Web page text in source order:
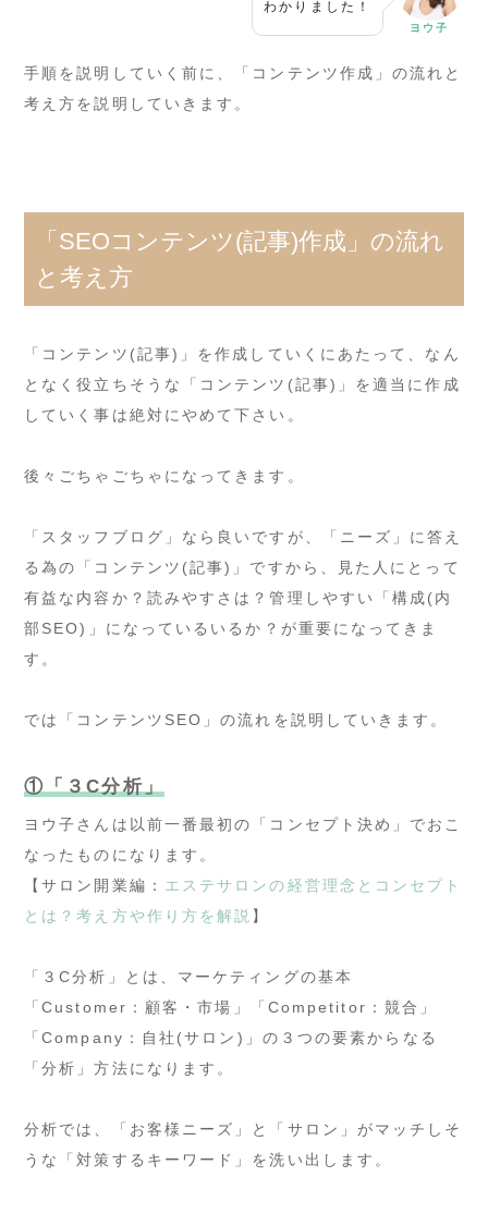
わかりました！
ヨウ子
手順を説明していく前に、「コンテンツ作成」の流れと
考え方を説明していきます。
「SEOコンテンツ(記事)作成」の流れ
と考え方
「コンテンツ(記事)」を作成していくにあたって、なん
となく役立ちそうな「コンテンツ(記事)」を適当に作成
していく事は絶対にやめて下さい。
後々ごちゃごちゃになってきます。
「スタッフブログ」なら良いですが、「ニーズ」に答え
る為の「コンテンツ(記事)」ですから、見た人にとって
有益な内容か？読みやすさは？管理しやすい「構成(内
部SEO)」になっているいるか？が重要になってきま
す。
では「コンテンツSEO」の流れを説明していきます。
①「３C分析」
ヨウ子さんは以前一番最初の「コンセプト決め」でおこ
なったものになります。
【サロン開業編： エステサロンの経営理念とコンセプト
とは？考え方や作り方を解説 】
「３C分析」とは、マーケティングの基本
「Customer：顧客・市場」「Competitor：競合」
「Company：自社(サロン)」の３つの要素からなる
「分析」方法になります。
分析では、「お客様ニーズ」と「サロン」がマッチしそ
うな「対策するキーワード」を洗い出します。